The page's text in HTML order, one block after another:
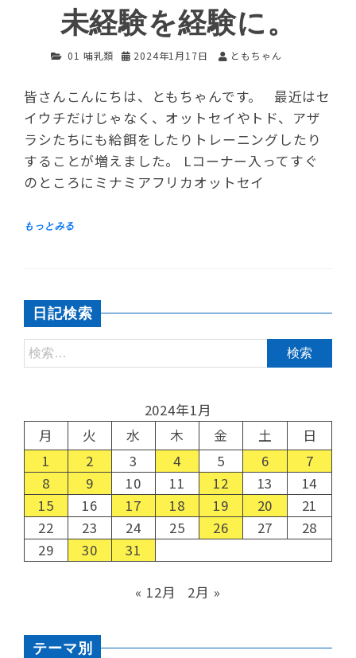
未経験を経験に。
01 哺乳類 2024年1月17日 ともちゃん
皆さんこんにちは、ともちゃんです。 最近はセ
イウチだけじゃなく、オットセイやトド、アザ
ラシたちにも給餌をしたりトレーニングしたり
することが増えました。 Lコーナー入ってすぐ
のところにミナミアフリカオットセイ
日記検索
2024年1月
月
火 水 木 金 土
日
1
2 3 4 5 6
7
8
9 10 11 12 13
14
15
16 17 18 19 20
21
22
23 24 25 26 27
28
29
30 31
« 12月 2月 »
テーマ別